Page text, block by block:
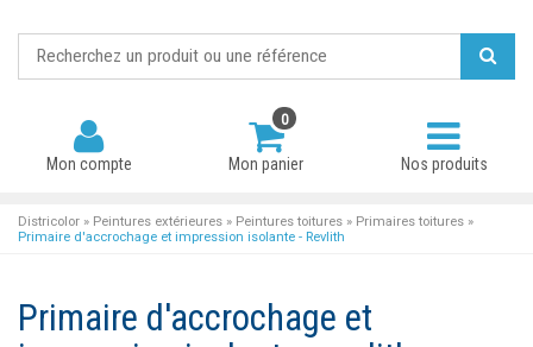
Mon compte
0
Mon panier Nos produits
Districolor » Peintures extérieures » Peintures toitures » Primaires toitures »
Primaire d'accrochage et impression isolante - Revlith
Primaire d'accrochage et